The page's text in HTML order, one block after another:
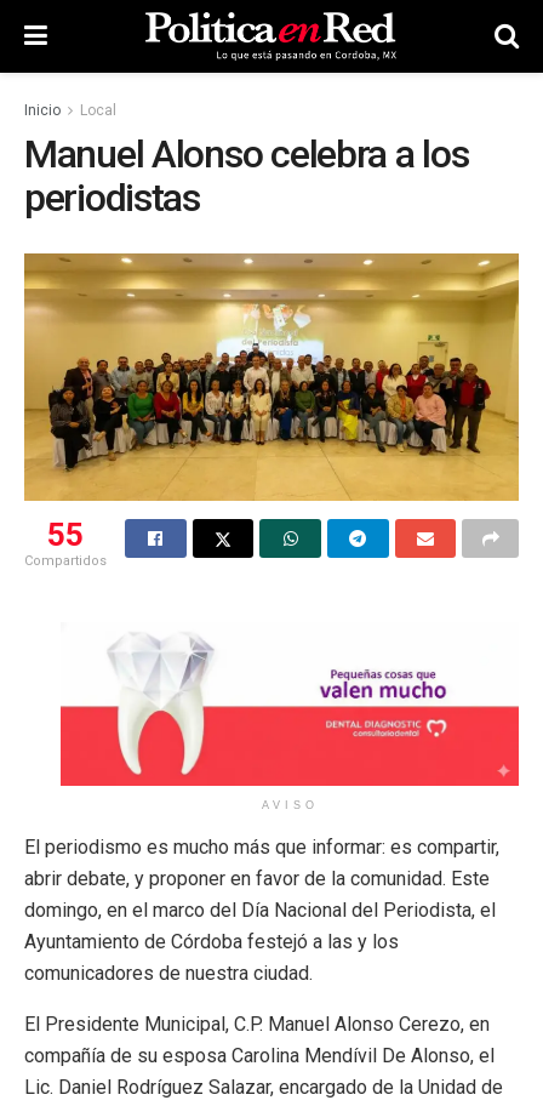
Inicio Local
Manuel Alonso celebra a los
periodistas
55
Compartidos
AVISO
El periodismo es mucho más que informar: es compartir,
abrir debate, y proponer en favor de la comunidad. Este
domingo, en el marco del Día Nacional del Periodista, el
Ayuntamiento de Córdoba festejó a las y los
comunicadores de nuestra ciudad.
El Presidente Municipal, C.P. Manuel Alonso Cerezo, en
compañía de su esposa Carolina Mendívil De Alonso, el
Lic. Daniel Rodríguez Salazar, encargado de la Unidad de